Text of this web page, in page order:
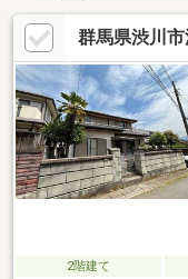
群馬県渋川
2階建て